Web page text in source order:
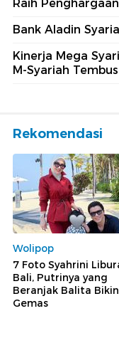
Raih
Bank Aladin
Kinerja Mega
M-Syariah
Rekomendasi
Wolipop
7 Foto Syahrini
Bali, Putrinya yang
Beranjak Balita Bikin
Gemas